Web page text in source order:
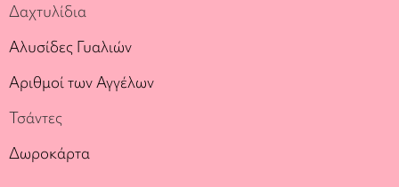
Δαχτυλίδια
Αλυσίδες Γυαλιών
Αριθμοί των Αγγέλων
Τσάντες
Δωροκάρτα